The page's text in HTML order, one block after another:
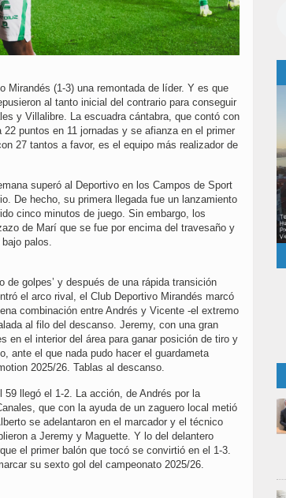
Mirandés (1-3) una remontada de líder. Y es que
al tanto inicial del contrario para conseguir
y Villalibre. La escuadra cántabra, que contó con
puntos en 11 jornadas y se afianza en el primer
27 tantos a favor, es el equipo más realizador de
superó al Deportivo en los Campos de Sport
De hecho, su primera llegada fue un lanzamiento
cinco minutos de juego. Sin embargo, los
de Marí que se fue por encima del travesaño y
palos.
de golpes’ y después de una rápida transición
el arco rival, el Club Deportivo Mirandés marcó
combinación entre Andrés y Vicente -el extremo
al filo del descanso. Jeremy, con una gran
en el interior del área para ganar posición de tiro y
ante el que nada pudo hacer el guardameta
2025/26. Tablas al descanso.
llegó el 1-2. La acción, de Andrés por la
que con la ayuda de un zaguero local metió
se adelantaron en el marcador y el técnico
a Jeremy y Maguette. Y lo del delantero
el primer balón que tocó se convirtió en el 1-3.
su sexto gol del campeonato 2025/26.